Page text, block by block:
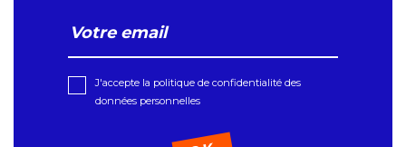
J'accepte la politique de confidentialité des
données personnelles